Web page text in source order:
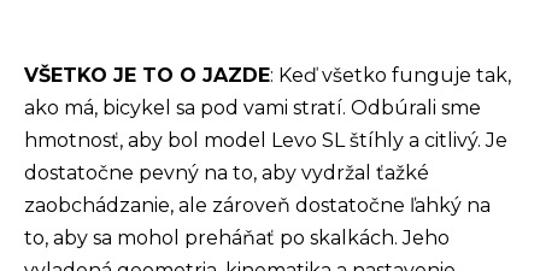
VŠETKO JE TO O JAZDE: Keď všetko funguje tak,
ako má, bicykel sa pod vami stratí. Odbúrali sme
hmotnosť, aby bol model Levo SL štíhly a citlivý. Je
dostatočne pevný na to, aby vydržal ťažké
zaobchádzanie, ale zároveň dostatočne ľahký na
to, aby sa mohol preháňať po skalkách. Jeho